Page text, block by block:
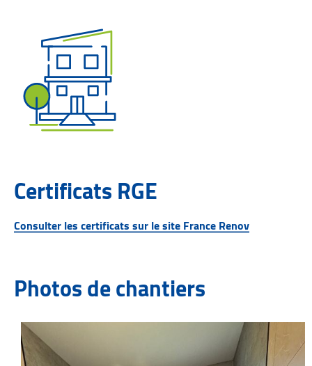
Certificats RGE
Consulter les certificats sur le site France Renov
Photos de chantiers